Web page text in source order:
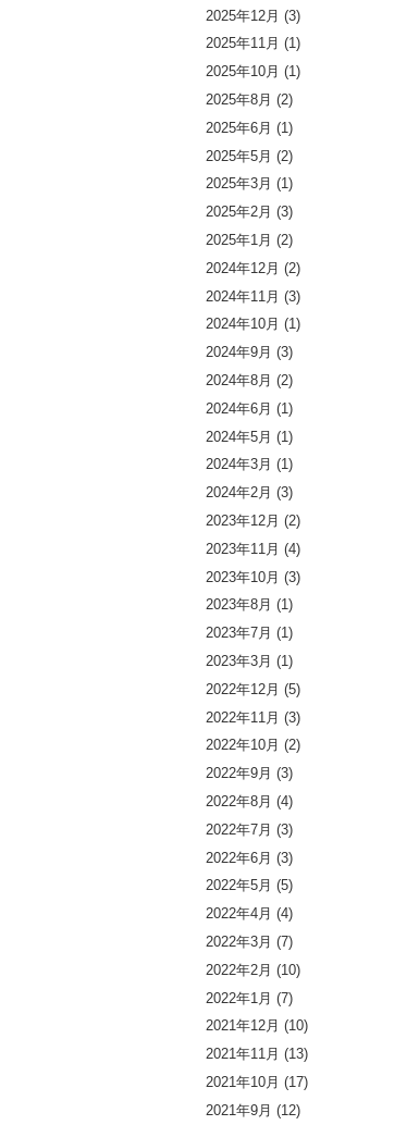
2025年12月 (3)
2025年11月 (1)
2025年10月 (1)
2025年8月 (2)
2025年6月 (1)
2025年5月 (2)
2025年3月 (1)
2025年2月 (3)
2025年1月 (2)
2024年12月 (2)
2024年11月 (3)
2024年10月 (1)
2024年9月 (3)
2024年8月 (2)
2024年6月 (1)
2024年5月 (1)
2024年3月 (1)
2024年2月 (3)
2023年12月 (2)
2023年11月 (4)
2023年10月 (3)
2023年8月 (1)
2023年7月 (1)
2023年3月 (1)
2022年12月 (5)
2022年11月 (3)
2022年10月 (2)
2022年9月 (3)
2022年8月 (4)
2022年7月 (3)
2022年6月 (3)
2022年5月 (5)
2022年4月 (4)
2022年3月 (7)
2022年2月 (10)
2022年1月 (7)
2021年12月 (10)
2021年11月 (13)
2021年10月 (17)
2021年9月 (12)